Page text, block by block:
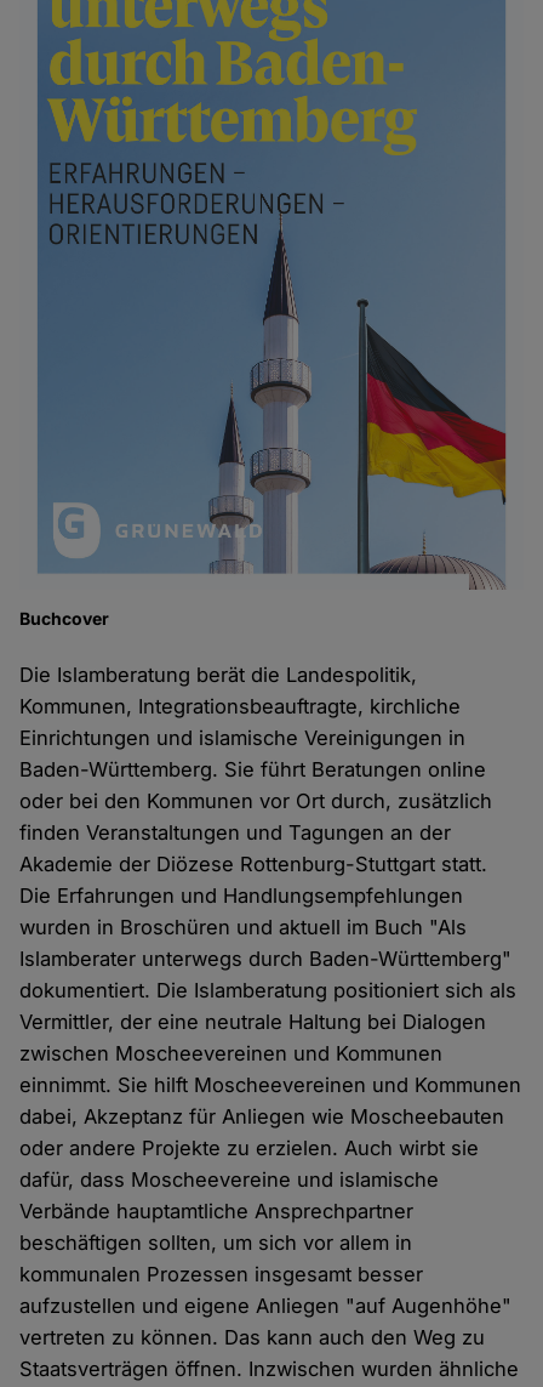
Buchcover
Die Islamberatung berät die Landespolitik,
Kommunen, Integrationsbeauftragte, kirchliche
Einrichtungen und islamische Vereinigungen in
Baden-Württemberg. Sie führt Beratungen online
oder bei den Kommunen vor Ort durch, zusätzlich
finden Veranstaltungen und Tagungen an der
Akademie der Diözese Rottenburg-Stuttgart statt.
Die Erfahrungen und Handlungsempfehlungen
wurden in Broschüren und aktuell im Buch "Als
Islamberater unterwegs durch Baden-Württemberg"
dokumentiert. Die Islamberatung positioniert sich als
Vermittler, der eine neutrale Haltung bei Dialogen
zwischen Moscheevereinen und Kommunen
einnimmt. Sie hilft Moscheevereinen und Kommunen
dabei, Akzeptanz für Anliegen wie Moscheebauten
oder andere Projekte zu erzielen. Auch wirbt sie
dafür, dass Moscheevereine und islamische
Verbände hauptamtliche Ansprechpartner
beschäftigen sollten, um sich vor allem in
kommunalen Prozessen insgesamt besser
aufzustellen und eigene Anliegen "auf Augenhöhe"
vertreten zu können. Das kann auch den Weg zu
Staatsverträgen öffnen. Inzwischen wurden ähnliche